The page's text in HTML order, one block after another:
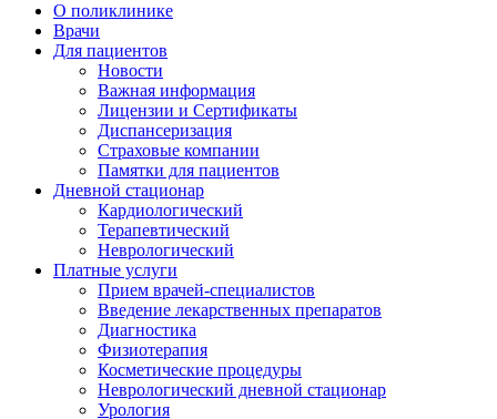
О поликлинике
Врачи
Для пациентов
Новости
Важная информация
Лицензии и Сертификаты
Диспансеризация
Страховые компании
Памятки для пациентов
Дневной стационар
Кардиологический
Терапевтический
Неврологический
Платные услуги
Прием врачей-специалистов
Введение лекарственных препаратов
Диагностика
Физиотерапия
Косметические процедуры
Неврологический дневной стационар
Урология